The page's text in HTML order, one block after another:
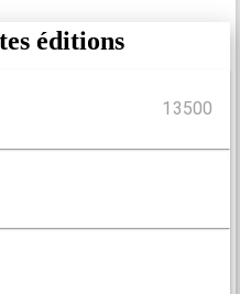
éditions
13500